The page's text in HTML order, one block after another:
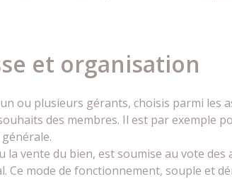
et organisation
ou plusieurs gérants, choisis parmi les
des membres. Il est par exemple
vente du bien, est soumise au vote des
Ce mode de fonctionnement, souple et